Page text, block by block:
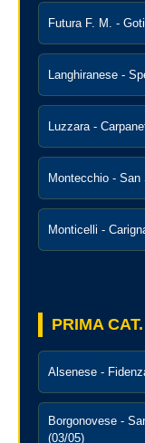
Futura F. M. -
Langhiranese -
Luzzara -
Montecchio - San
Monticelli -
PRIMA
Alsenese -
Borgonovese -
(03/05)